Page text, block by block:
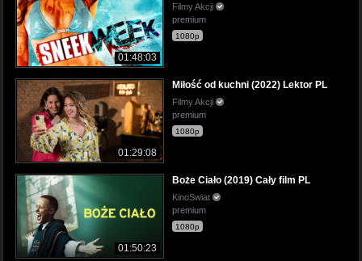
01:48:03
Filmy Akcji
premium
1080p
01:29:08
Miłość od kuchni (2022) Lektor PL
Filmy Akcji
premium
1080p
01:50:23
Boże Ciało (2019) Cały film PL
KinoSwiat
premium
1080p